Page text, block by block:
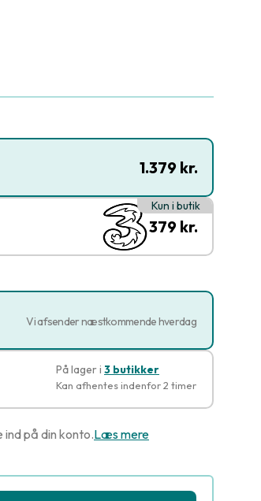
1.379 kr.
Kun i butik
379 kr.
Vi afsender næstkommende hverdag
På lager i 3 butikker
Kan afhentes indenfor 2 timer
på din konto.Læs mere